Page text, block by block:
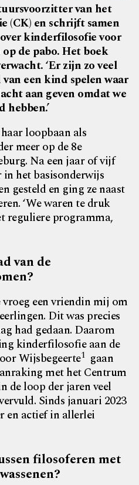
van het
(CK) en schrijft samen
kinderfilosofie voor
de pabo. Het boek
‘Er zijn zo veel
een kind spelen waar
aan geven omdat we
loopbaan als
meer op de 8e
Na een jaar of vijf
in het basisonderwijs
gesteld en ging ze naast
‘We waren te druk
reguliere programma,
van de
een vriendin mij om
Dit was precies
had gedaan. Daarom
kinderfilosofie aan de
Wijsbegeerte1 gaan
met het Centrum
de loop der jaren veel
Sinds januari 2023
en actief in allerlei
filosoferen met